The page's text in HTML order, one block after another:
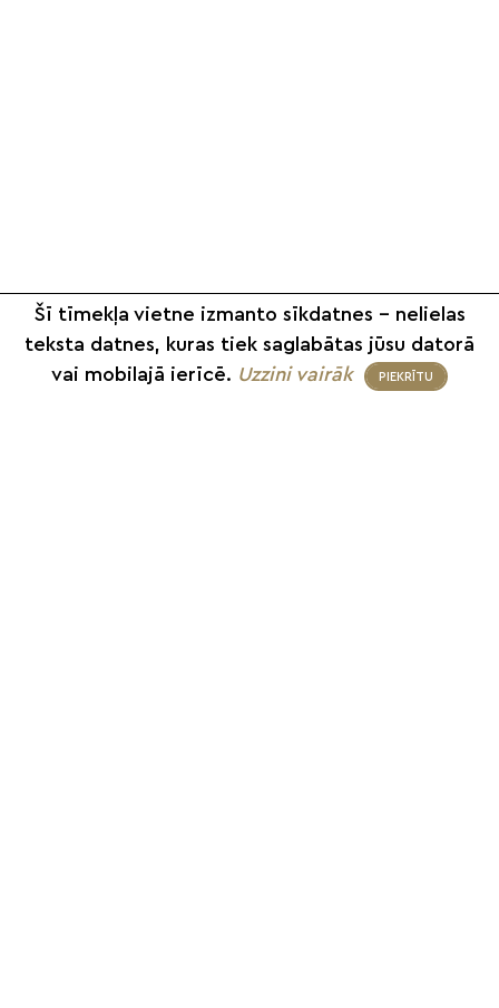
Šī tīmekļa vietne izmanto sīkdatnes – nelielas
teksta datnes, kuras tiek saglabātas jūsu datorā
vai mobilajā ierīcē. Uzzini vairāk PIEKRĪTU